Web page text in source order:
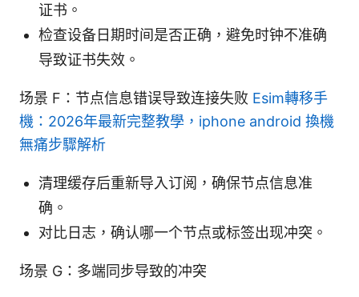
证书。
检查设备日期时间是否正确，避免时钟不准确
导致证书失效。
场景 F：节点信息错误导致连接失败 Esim轉移手
機：2026年最新完整教學，iphone android 換機
無痛步驟解析
清理缓存后重新导入订阅，确保节点信息准
确。
对比日志，确认哪一个节点或标签出现冲突。
场景 G：多端同步导致的冲突